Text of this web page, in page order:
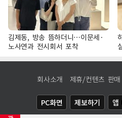
김제동, 방송 뜸하더니…이문세·
노사연과 전시회서 포착
회사소개 제휴/컨텐츠 판매
PC화면 제보하기 앱